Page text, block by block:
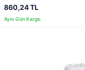
860,24 TL